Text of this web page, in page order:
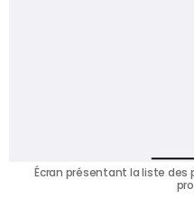
Écran présentant la liste des